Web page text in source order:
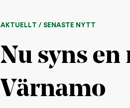
AKTUELLT / SENASTE NYTT
Nu syns
Värnamo